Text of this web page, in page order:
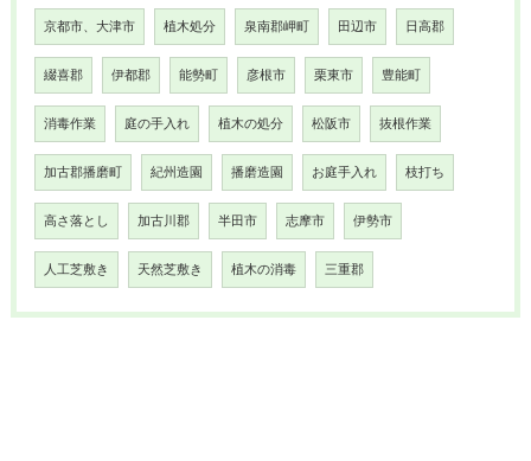
京都市、大津市 植木処分 泉南郡岬町 田辺市 日高郡
綴喜郡 伊都郡 能勢町 彦根市 栗東市 豊能町
消毒作業 庭の手入れ 植木の処分 松阪市 抜根作業
加古郡播磨町 紀州造園 播磨造園 お庭手入れ 枝打ち
高さ落とし 加古川郡 半田市 志摩市 伊勢市
人工芝敷き 天然芝敷き 植木の消毒 三重郡